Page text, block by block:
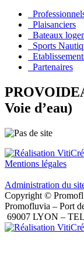
Plaisanciers
Bateaux
Sports
Partenaires
Voie d’eau)
Mentions légales
Administration du
Copyright ©
Promofluvia – Port
69007 LYON –